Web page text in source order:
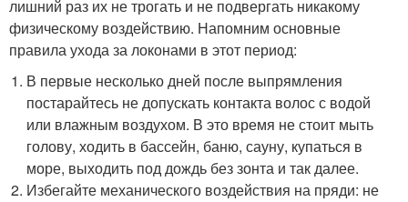
лишний раз их не трогать и не подвергать никакому
физическому воздействию. Напомним основные
правила ухода за локонами в этот период:
В первые несколько дней после выпрямления
постарайтесь не допускать контакта волос с водой
или влажным воздухом. В это время не стоит мыть
голову, ходить в бассейн, баню, сауну, купаться в
море, выходить под дождь без зонта и так далее.
Избегайте механического воздействия на пряди: не